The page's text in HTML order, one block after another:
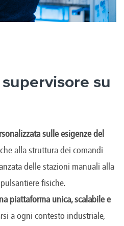
su
sulle esigenze del
alla struttura dei comandi
delle stazioni manuali alla
fisiche.
piattaforma unica, scalabile e
a ogni contesto industriale,